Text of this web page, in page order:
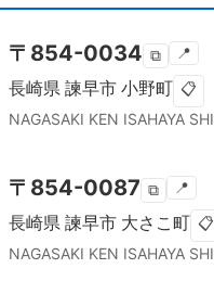
〒 854-0034 ⧉ 📍
長崎県 諫早市 小野町 📋
NAGASAKI KEN ISAHAYA SHI
〒 854-0087 ⧉ 📍
長崎県 諫早市 大さこ町 📋
NAGASAKI KEN ISAHAYA SHI